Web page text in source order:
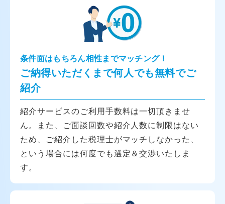
条件面はもちろん相性までマッチング！
ご納得いただくまで何人でも無料でご
紹介
紹介サービスのご利用手数料は一切頂きませ
ん。また、ご面談回数や紹介人数に制限はない
ため、ご紹介した税理士がマッチしなかった、
という場合には何度でも選定＆交渉いたしま
す。